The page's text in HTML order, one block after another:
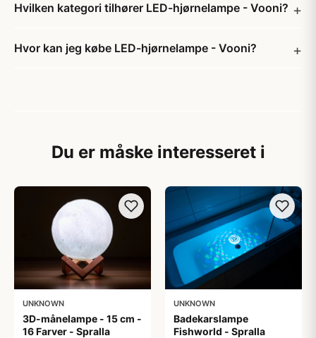
Hvilken kategori tilhører LED-hjørnelampe - Vooni?
Hvor kan jeg købe LED-hjørnelampe - Vooni?
Du er måske interesseret i
UNKNOWN
3D-månelampe - 15 cm -
16 Farver - Spralla
UNKNOWN
Badekarslampe
Fishworld - Spralla